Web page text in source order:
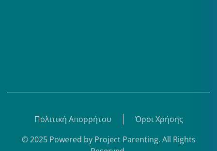
Πολιτική Απορρήτου
Όροι Χρήσης
© 2025 Powered by Project Parenting. All Rights